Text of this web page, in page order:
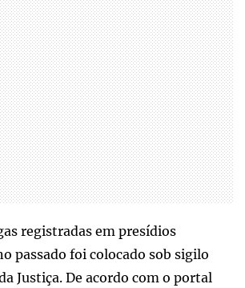
registradas em presídios
passado foi colocado sob sigilo
Justiça. De acordo com o portal